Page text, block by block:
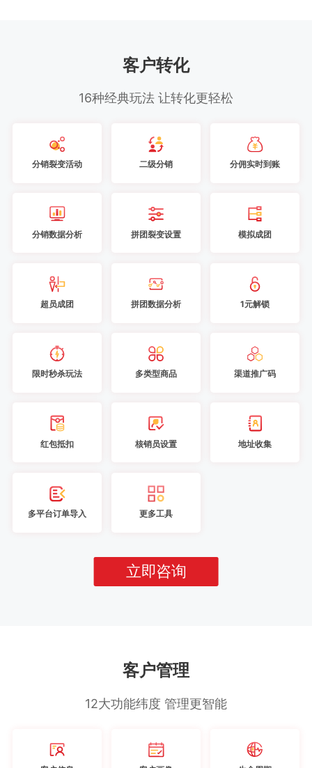
客户转化
16种经典玩法 让转化更轻松
分销裂变活动 二级分销 分佣实时到账
分销数据分析 拼团裂变设置 模拟成团
超员成团 拼团数据分析 1元解锁
限时秒杀玩法 多类型商品 渠道推广码
红包抵扣 核销员设置 地址收集
多平台订单导入 更多工具
立即咨询
客户管理
12大功能纬度 管理更智能